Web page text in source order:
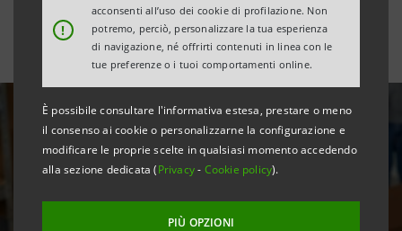
!
acconsenti all’uso dei cookie di profilazione. Non
potremo, perciò, personalizzare la tua esperienza
di navigazione, né offrirti contenuti in linea con le
tue preferenze o i tuoi comportamenti online.
È possibile consultare l'informativa estesa, prestare o meno
il consenso ai cookie o personalizzarne la configurazione e
modificare le proprie scelte in qualsiasi momento accedendo
alla sezione dedicata (Privacy- Cookie policy).
PIÙ OPZIONI